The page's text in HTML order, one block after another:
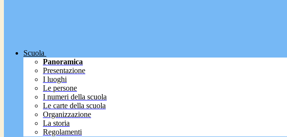
Scuola
Panoramica
Presentazione
I luoghi
Le persone
I numeri della scuola
Le carte della scuola
Organizzazione
La storia
Regolamenti